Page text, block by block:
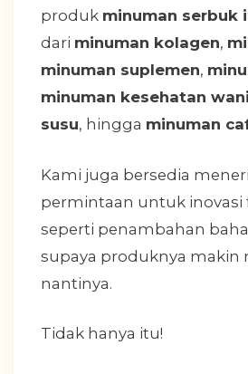
produk minuman serbuk
dari minuman kolagen,
minuman suplemen,
minuman kesehatan
susu, hingga minuman
Kami juga bersedia
permintaan untuk inovasi
seperti penambahan
supaya produknya makin
nantinya.
Tidak hanya itu!